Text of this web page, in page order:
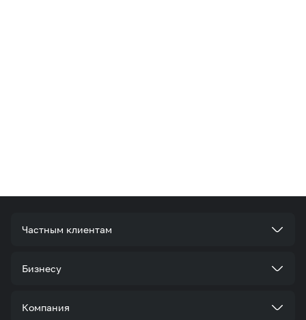
Частным клиентам
Тарифы
Бизнесу
Стать корпоративным клиентом
Компания